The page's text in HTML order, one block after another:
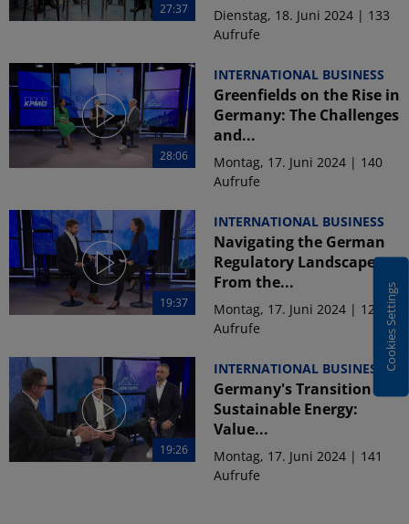
27:37
Dienstag, 18. Juni 2024 | 133
Aufrufe
28:06
INTERNATIONAL BUSINESS
Greenfields on the Rise in
Germany: The Challenges
and...
Montag, 17. Juni 2024 | 140
Aufrufe
19:37
INTERNATIONAL BUSINESS
Navigating the German
Regulatory Landscape -
From the...
Montag, 17. Juni 2024 | 128
Aufrufe
19:26
INTERNATIONAL BUSINESS
Germany's Transition to
Sustainable Energy:
Value...
Montag, 17. Juni 2024 | 141
Aufrufe
Cookies Settings